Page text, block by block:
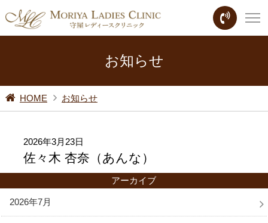
お知らせ
HOME お知らせ
2026年3月23日
佐々木 杏奈（あんな）
アーカイブ
2026年7月